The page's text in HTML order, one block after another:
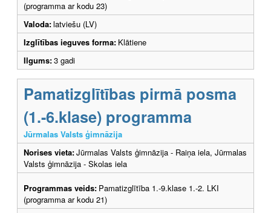
(programma ar kodu 23)
Valoda:latviešu (LV)
Izglītības ieguves forma: Klātiene
Ilgums:3 gadi
Pamatizglītības pirmā posma
(1.-6.klase) programma
Jūrmalas Valsts ģimnāzija
Norises vieta:Jūrmalas Valsts ģimnāzija - Raiņa iela, Jūrmalas
Valsts ģimnāzija - Skolas iela
Programmas veids: Pamatizglītība 1.-9.klase 1.-2. LKI
(programma ar kodu 21)